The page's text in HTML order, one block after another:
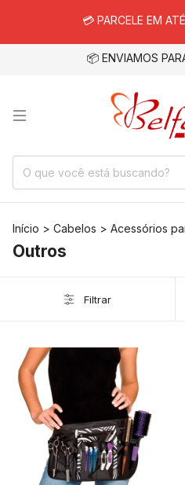
💳 PARCELE EM
📦 ENVIAMOS
Início > Cabelos > Acessórios
Outros
Filtrar